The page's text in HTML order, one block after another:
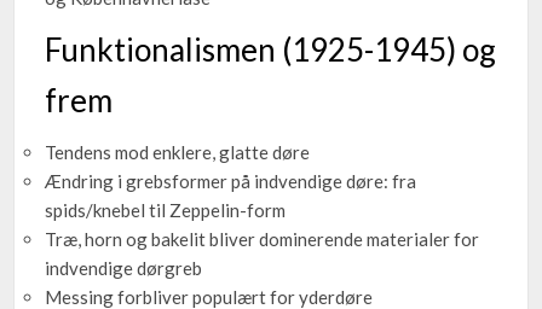
Funktionalismen (1925-1945) og
frem
Tendens mod enklere, glatte døre
Ændring i grebsformer på indvendige døre: fra
spids/knebel til Zeppelin-form
Træ, horn og bakelit bliver dominerende materialer for
indvendige dørgreb
Messing forbliver populært for yderdøre